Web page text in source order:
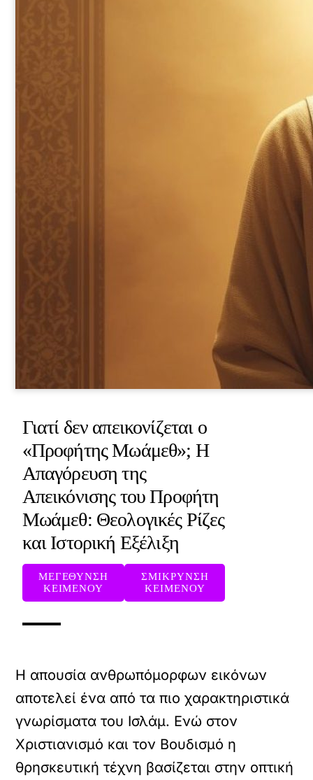
Γιατί δεν απεικονίζεται ο
«Προφήτης Μωάμεθ»; Η
Απαγόρευση της
Απεικόνισης του Προφήτη
Μωάμεθ: Θεολογικές Ρίζες
και Ιστορική Εξέλιξη
ΜΕΓΕΘΥΝΣΗ
ΚΕΙΜΕΝΟΥ
ΣΜΙΚΡΥΝΣΗ
ΚΕΙΜΕΝΟΥ
Η απουσία ανθρωπόμορφων εικόνων
αποτελεί ένα από τα πιο χαρακτηριστικά
γνωρίσματα του Ισλάμ. Ενώ στον
Χριστιανισμό και τον Βουδισμό η
θρησκευτική τέχνη βασίζεται στην οπτική